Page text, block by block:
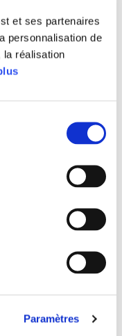
et ses partenaires
personnalisation de
réalisation
Paramètres
GALERIE SUIVANTE >